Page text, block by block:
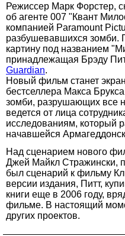
Режиссер Марк Форстер,
об агенте 007 "Квант
компанией Paramount
разбушевавшихся зомби.
картину под названием
принадлежащая Брэду
Guardian.
Новый фильм станет
бестселлера Макса
зомби, разрушающих все
ведется от лица
исследованиям, который
начавшейся
Над сценарием нового
Джей Майкл Стражински,
был сценарий к фильму
версии издания, Питт,
книги еще в 2006 году,
фильме. В настоящий
других проектов.